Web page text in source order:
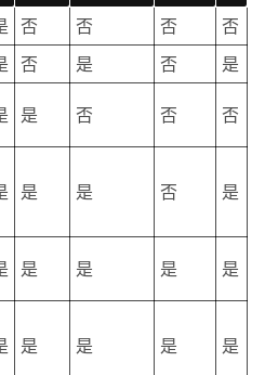
否 否 否
否
否 是 否
是
是 否 否 否
是 是 否 是
是 是 是 是
是 是 是 是